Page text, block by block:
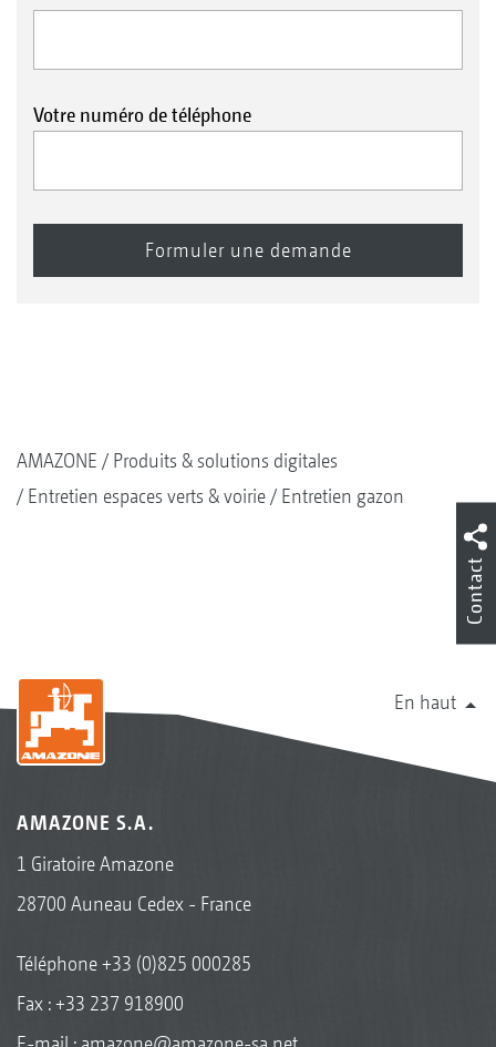
Votre numéro de téléphone
AMAZONE
Produits & solutions digitales
Entretien espaces verts & voirie
Entretien gazon
En haut
AMAZONE S.A.
1 Giratoire Amazone
28700 Auneau Cedex - France
Téléphone+33 (0)825 000285
Fax : +33 237 918900
Contact